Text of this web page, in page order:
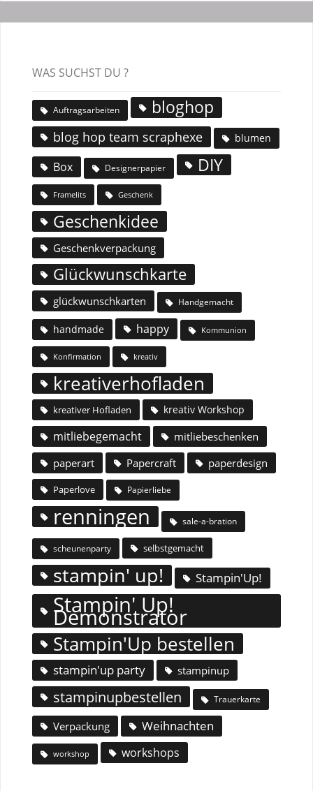
WAS SUCHST DU ?
Auftragsarbeiten bloghop
blog hop team scraphexe blumen
Box Designerpapier DIY
Framelits Geschenk
Geschenkidee
Geschenkverpackung
Glückwunschkarte
glückwunschkarten Handgemacht
handmade happy Kommunion
Konfirmation kreativ
kreativerhofladen
kreativer Hofladen kreativ Workshop
mitliebegemacht
mitliebeschenken
paperart
Papercraft paperdesign
Paperlove Papierliebe
renningen sale-a-bration
scheunenparty selbstgemacht
stampin' up! Stampin'Up!
Stampin' Up!
Demonstrator
Stampin'Up bestellen
stampin'up party stampinup
stampinupbestellen Trauerkarte
Verpackung Weihnachten
workshop workshops